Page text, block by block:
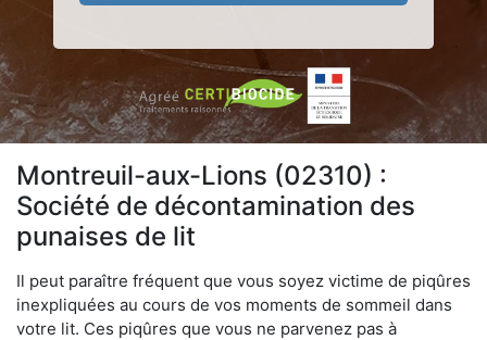
Montreuil-aux-Lions (02310) :
Société de décontamination des
punaises de lit
Il peut paraître fréquent que vous soyez victime de piqûres
inexpliquées au cours de vos moments de sommeil dans
votre lit. Ces piqûres que vous ne parvenez pas à